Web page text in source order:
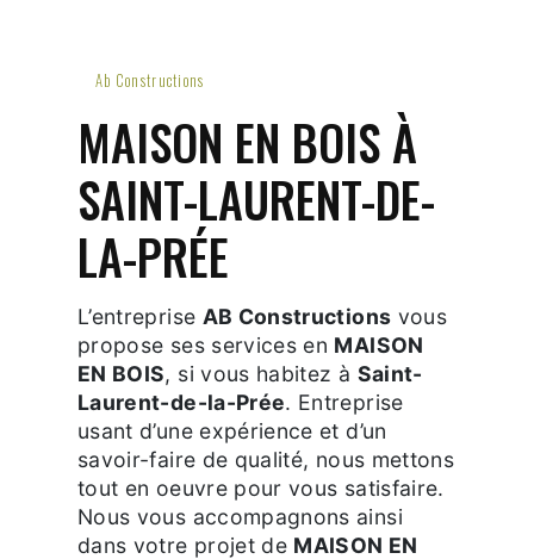
Ab Constructions
MAISON EN BOIS À
SAINT-LAURENT-DE-
LA-PRÉE
L’entreprise AB Constructions vous
propose ses services en MAISON
EN BOIS, si vous habitez à Saint-
Laurent-de-la-Prée. Entreprise
usant d’une expérience et d’un
savoir-faire de qualité, nous mettons
tout en oeuvre pour vous satisfaire.
Nous vous accompagnons ainsi
dans votre projet de MAISON EN